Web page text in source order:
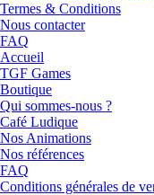
Termes & Conditions
Nous contacter
FAQ
Accueil
TGF Games
Boutique
Qui sommes-nous ?
Café Ludique
Nos Animations
Nos références
FAQ
Conditions générales de